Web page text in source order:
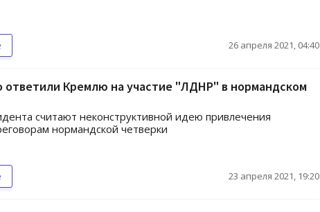
26 апреля 2021, 04:40
ответили Кремлю на участие "ЛДНР" в нормандском
считают неконструктивной идею привлечения
нормандской четверки
23 апреля 2021, 19:20